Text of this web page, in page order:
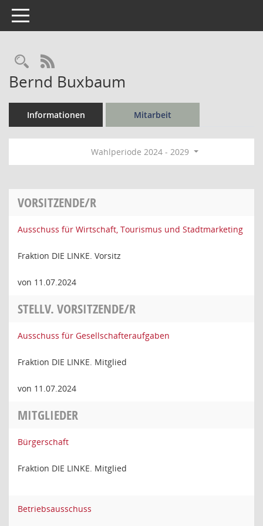
Toggle navigation
Rechercheauswahl
RSS-Feed
Bernd Buxbaum
Informationen Mitarbeit
Wahlperiode 2024 - 2029
VORSITZENDE/R
Ausschuss für Wirtschaft, Tourismus und Stadtmarketing
Fraktion DIE LINKE. Vorsitz
von 11.07.2024
STELLV. VORSITZENDE/R
Ausschuss für Gesellschafteraufgaben
Fraktion DIE LINKE. Mitglied
von 11.07.2024
MITGLIEDER
Bürgerschaft
Fraktion DIE LINKE. Mitglied
Betriebsausschuss